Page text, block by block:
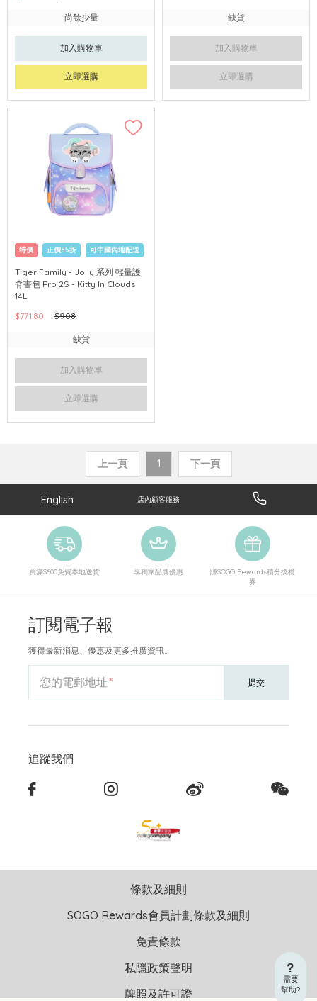
尚餘少量
加入購物車
立即選購
缺貨
加入購物車
立即選購
特價 正價85折 可中國內地配送
Tiger Family - Jolly 系列 輕量護
脊書包 Pro 2S - Kitty In Clouds
14L
$771.80
$908
缺貨
加入購物車
立即選購
上一頁 1 下一頁
需要
幫助?
English 店內顧客服務
買滿$600免費本地送貨 享獨家品牌優惠
賺SOGO Rewards積分換禮
券
訂閱電子報
獲得最新消息、優惠及更多推廣資訊。
您的電郵地址 提交
追蹤我們
條款及細則
SOGO Rewards會員計劃條款及細則
免責條款
私隱政策聲明
牌照及許可證